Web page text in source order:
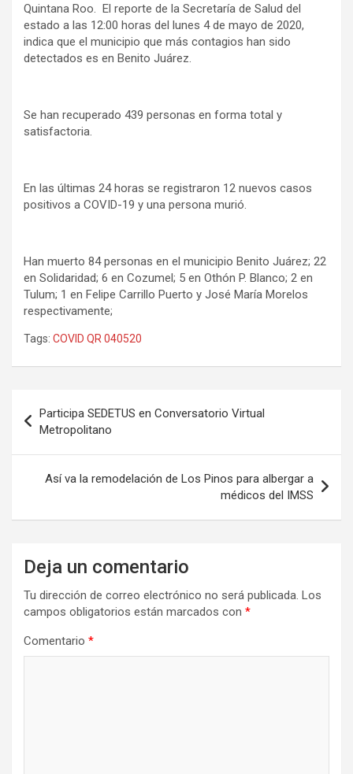
Quintana Roo. El reporte de la Secretaría de Salud del
estado a las 12:00 horas del lunes 4 de mayo de 2020,
indica que el municipio que más contagios han sido
detectados es en Benito Juárez.
Se han recuperado 439 personas en forma total y
satisfactoria.
En las últimas 24 horas se registraron 12 nuevos casos
positivos a COVID-19 y una persona murió.
Han muerto 84 personas en el municipio Benito Juárez; 22
en Solidaridad; 6 en Cozumel; 5 en Othón P. Blanco; 2 en
Tulum; 1 en Felipe Carrillo Puerto y José María Morelos
respectivamente;
Tags: COVID QR 040520
de
entradas
Participa SEDETUS en Conversatorio Virtual
Metropolitano
Así va la remodelación de Los Pinos para albergar a
médicos del IMSS
Deja un comentario
Tu dirección de correo electrónico no será publicada. Los
campos obligatorios están marcados con *
Comentario *